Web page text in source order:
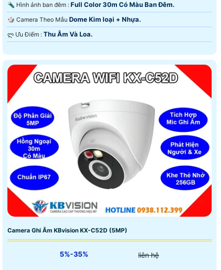
🔦 Hình ảnh ban đêm : Full Color 30m Có Màu Ban Ðêm.
🎲 Camera Theo Mẫu Dome Kim loại + Nhựa.
️ლ Ưu Điểm : Thu Âm Và Loa.
Camera Ghi Âm KBvision KX-C52D (5MP)
5%-35% liên hệ